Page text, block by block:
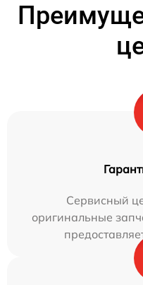
Сервисный
оригинальные